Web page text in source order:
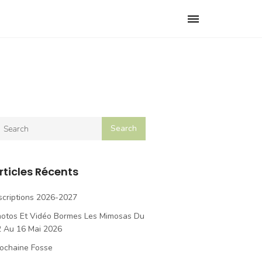
Toggle
Récents
2026-2027
Et Vidéo Bormes Les Mimosas Du
Au 16 Mai 2026
Fosse